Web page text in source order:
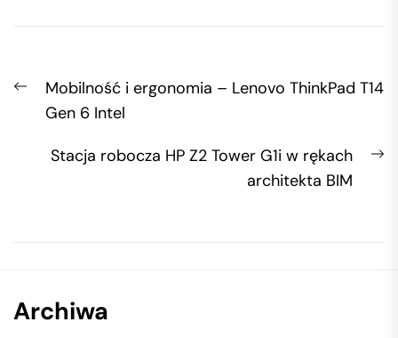
wpisu
Previous
post:
Mobilność i ergonomia – Lenovo ThinkPad T14
Gen 6 Intel
Stacja robocza HP Z2 Tower G1i w rękach
architekta BIM
Archiwa